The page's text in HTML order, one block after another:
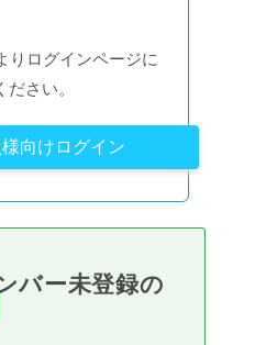
りログインページに
ださい。
向けログイン
バー未登録の